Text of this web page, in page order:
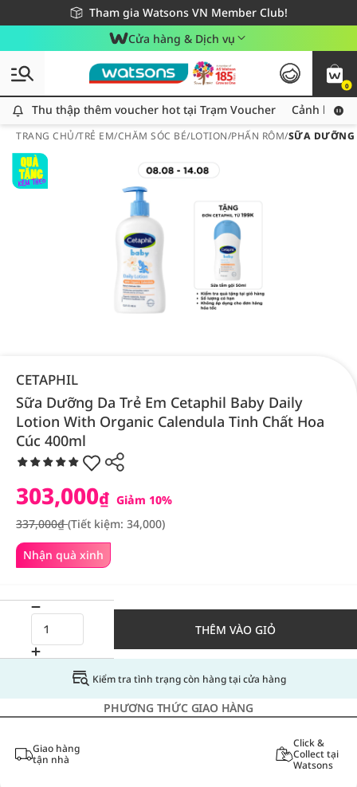
Tham gia Watsons VN Member Club!
Miễn phí giao hàng cho đơn hàng từ 249,000Đ
Giao hàng nhanh 24h - Áp dụng khu vực TP. Hồ Chí Minh
Cửa hàng & Dịch vụ
0
Thu thập thêm voucher hot tại Trạm Voucher
Thu thập thêm voucher hot tại Trạm Voucher Cảnh báo
TRANG CHỦ/TRẺ EM/CHĂM SÓC BÉ/LOTION/PHẤN RÔM/SỮA DƯỠNG
CETAPHIL
Sữa Dưỡng Da Trẻ Em Cetaphil Baby Daily
Lotion With Organic Calendula Tinh Chất Hoa
Cúc 400ml
Nhận quà xinh
303,000₫ Giảm 10%
337,000₫(Tiết kiệm: 34,000)
THÊM VÀO GIỎ
Kiểm tra tình trạng còn hàng tại cửa hàng
PHƯƠNG THỨC GIAO HÀNG
Giao hàng
tận nhà
Click &
Collect tại
Watsons